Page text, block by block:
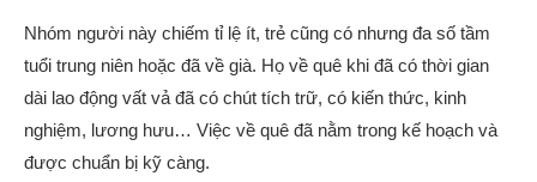
Nhóm người này chiếm tỉ lệ ít, trẻ cũng có nhưng đa số tầm
tuổi trung niên hoặc đã về già. Họ về quê khi đã có thời gian
dài lao động vất vả đã có chút tích trữ, có kiến thức, kinh
nghiệm, lương hưu… Việc về quê đã nằm trong kế hoạch và
được chuẩn bị kỹ càng.